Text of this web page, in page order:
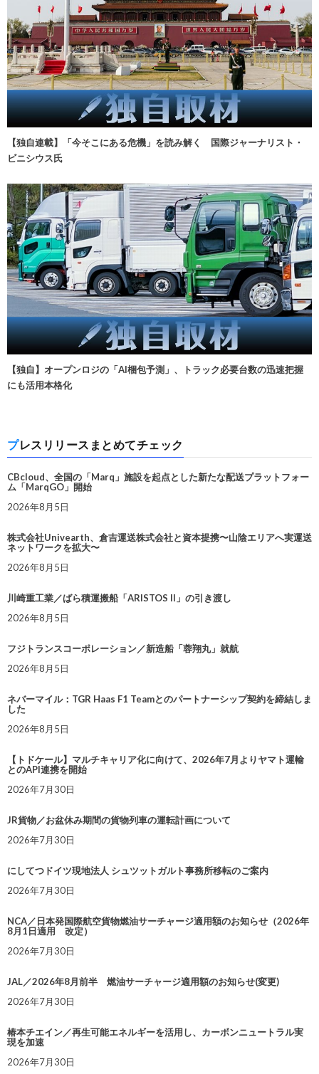
【独自連載】「今そこにある危機」を読み解く 国際ジャーナリスト・
ビニシウス氏
【独自】オープンロジの「AI梱包予測」、トラック必要台数の迅速把握
にも活用本格化
プレスリリースまとめてチェック
CBcloud、全国の「Marq」施設を起点とした新たな配送プラットフォー
ム「MarqGO」開始
2026年8月5日
株式会社Univearth、倉吉運送株式会社と資本提携〜山陰エリアへ実運送
ネットワークを拡大〜
2026年8月5日
川崎重工業／ばら積運搬船「ARISTOS II」の引き渡し
2026年8月5日
フジトランスコーポレーション／新造船「蓉翔丸」就航
2026年8月5日
ネバーマイル：TGR Haas F1 Teamとのパートナーシップ契約を締結しま
した
2026年8月5日
【トドケール】マルチキャリア化に向けて、2026年7月よりヤマト運輸
とのAPI連携を開始
2026年7月30日
JR貨物／お盆休み期間の貨物列車の運転計画について
2026年7月30日
にしてつドイツ現地法人 シュツットガルト事務所移転のご案内
2026年7月30日
NCA／日本発国際航空貨物燃油サーチャージ適用額のお知らせ（2026年
8月1日適用 改定）
2026年7月30日
JAL／2026年8月前半 燃油サーチャージ適用額のお知らせ(変更)
2026年7月30日
椿本チエイン／再生可能エネルギーを活用し、カーボンニュートラル実
現を加速
2026年7月30日